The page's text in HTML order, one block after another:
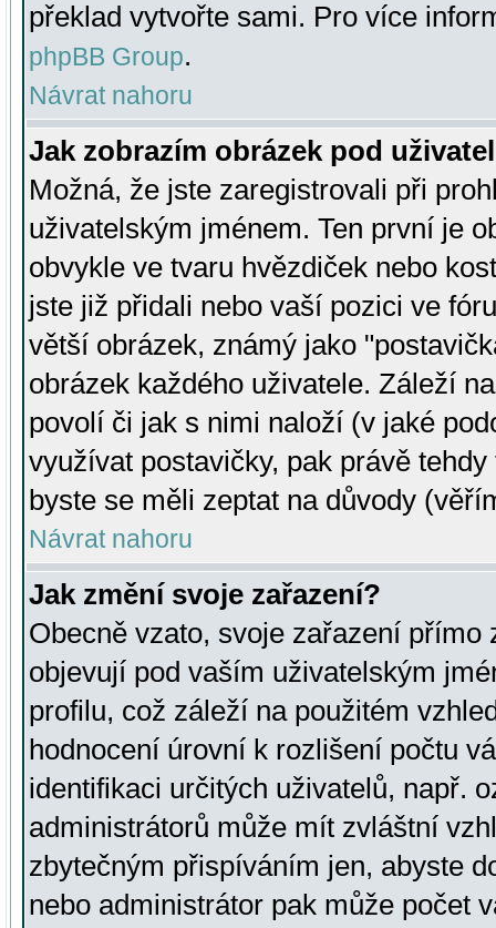
překlad vytvořte sami. Pro více
phpBB Group.
Návrat nahoru
Jak zobrazím obrázek pod
Možná, že jste zaregistrovali při
uživatelským jménem. Ten první je
obvykle ve tvaru hvězdiček nebo
jste již přidali nebo vaší pozici ve
větší obrázek, známý jako
obrázek každého uživatele. Záleží
povolí či jak s nimi naloží (v jaké
využívat postavičky, pak právě
byste se měli zeptat na důvody
Návrat nahoru
Jak změní svoje zařazení?
Obecně vzato, svoje zařazení přímo
objevují pod vaším uživatelským
profilu, což záleží na použitém
hodnocení úrovní k rozlišení počtu
identifikaci určitých uživatelů, např.
administrátorů může mít zvláštní
zbytečným přispíváním jen, abyste
nebo administrátor pak může počet